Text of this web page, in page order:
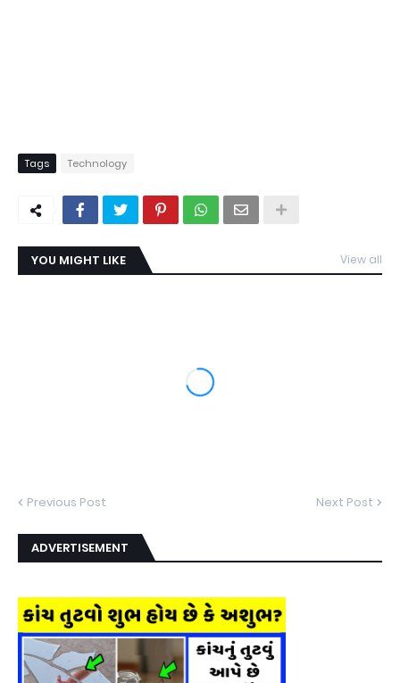
Tags Technology
YOU MIGHT LIKE View all
Previous Post Next Post
ADVERTISEMENT